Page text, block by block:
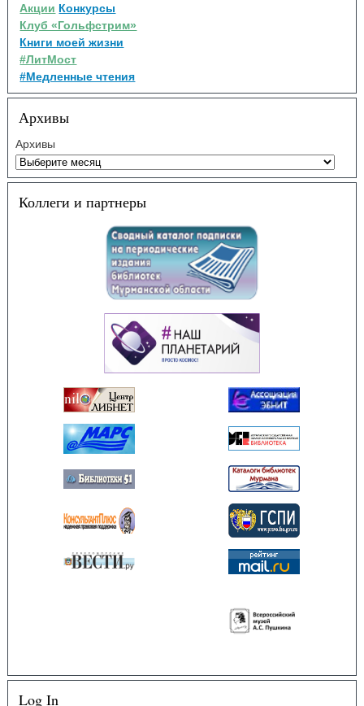
Акции Конкурсы
Клуб «Гольфстрим»
Книги моей жизни
#ЛитМост
#Медленные чтения
Архивы
Архивы
Коллеги и партнеры
Log In